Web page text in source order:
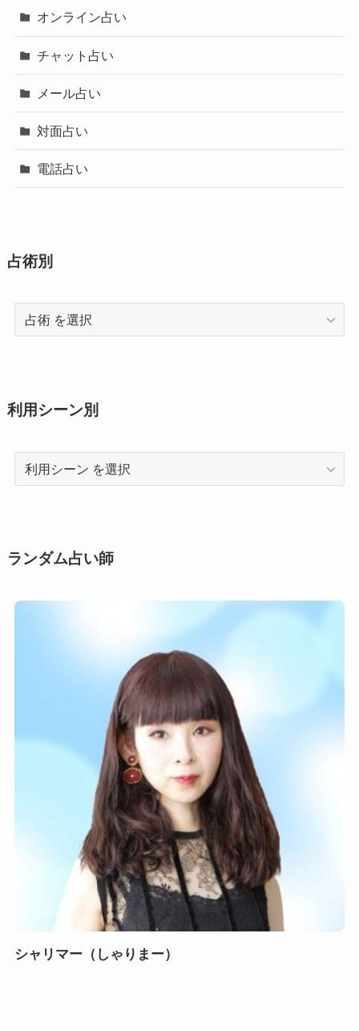
オンライン占い
チャット占い
メール占い
対面占い
電話占い
占術別
術
利用シーン別
利
用
ン
ランダム占い師
シャリマー（しゃりまー）